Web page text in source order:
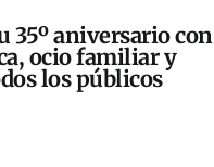
35º aniversario con
ocio familiar y
los públicos